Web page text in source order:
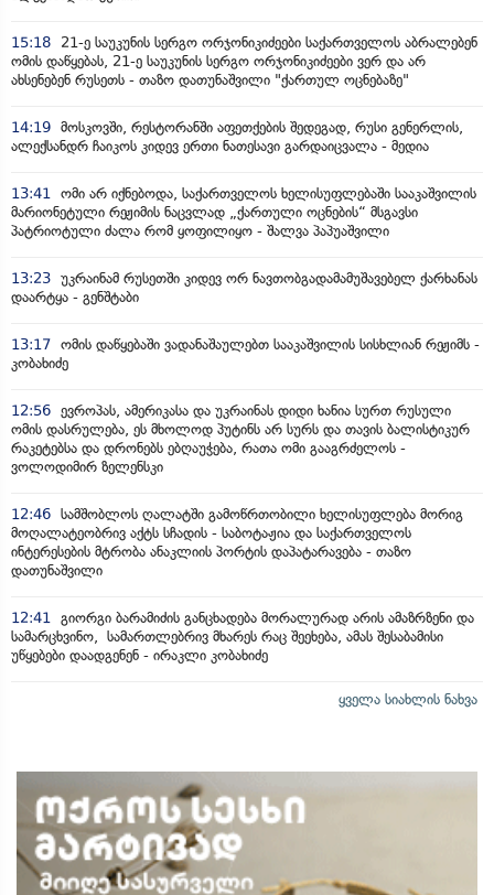
15:18
21-ე საუკუნის სერგო ორჯონიკიძეები საქართველოს აბრალებენ
ომის დაწყებას, 21-ე საუკუნის სერგო ორჯონიკიძეები ვერ და არ
ახსენებენ რუსეთს - თაზო დათუნაშვილი "ქართულ ოცნებაზე"
14:19 მოსკოვში, რესტორანში აფეთქების შედეგად, რუსი გენერლის,
ალექსანდრ ჩაიკოს კიდევ ერთი ნათესავი გარდაიცვალა - მედია
13:41
ომი არ იქნებოდა, საქართველოს ხელისუფლებაში სააკაშვილის
მარიონეტული რეჟიმის ნაცვლად „ქართული ოცნების“ მსგავსი
პატრიოტული ძალა რომ ყოფილიყო - შალვა პაპუაშვილი
13:23 უკრაინამ რუსეთში კიდევ ორ ნავთობგადამამუშავებელ ქარხანას
დაარტყა - გენშტაბი
13:17 ომის დაწყებაში ვადანაშაულებთ სააკაშვილის სისხლიან რეჟიმს -
კობახიძე
12:56 ევროპას, ამერიკასა და უკრაინას დიდი ხანია სურთ რუსული
ომის დასრულება, ეს მხოლოდ პუტინს არ სურს და თავის ბალისტიკურ
რაკეტებსა და დრონებს ებღაუჭება, რათა ომი გააგრძელოს -
ვოლოდიმირ ზელენსკი
12:46 სამშობლოს ღალატში გამოწრთობილი ხელისუფლება მორიგ
მოღალატეობრივ აქტს სჩადის - საბოტაჟია და საქართველოს
ინტერესების მტრობა ანაკლიის პორტის დაპატარავება - თაზო
დათუნაშვილი
12:41
გიორგი ბარამიძის განცხადება მორალურად არის ამაზრზენი და
სამარცხვინო, სამართლებრივ მხარეს რაც შეეხება, ამას შესაბამისი
უწყებები დაადგენენ - ირაკლი კობახიძე
ყველა სიახლის ნახვა